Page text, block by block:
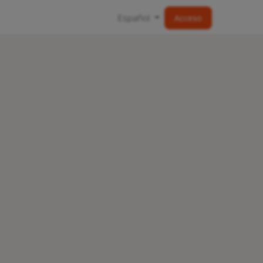
Español Acceso